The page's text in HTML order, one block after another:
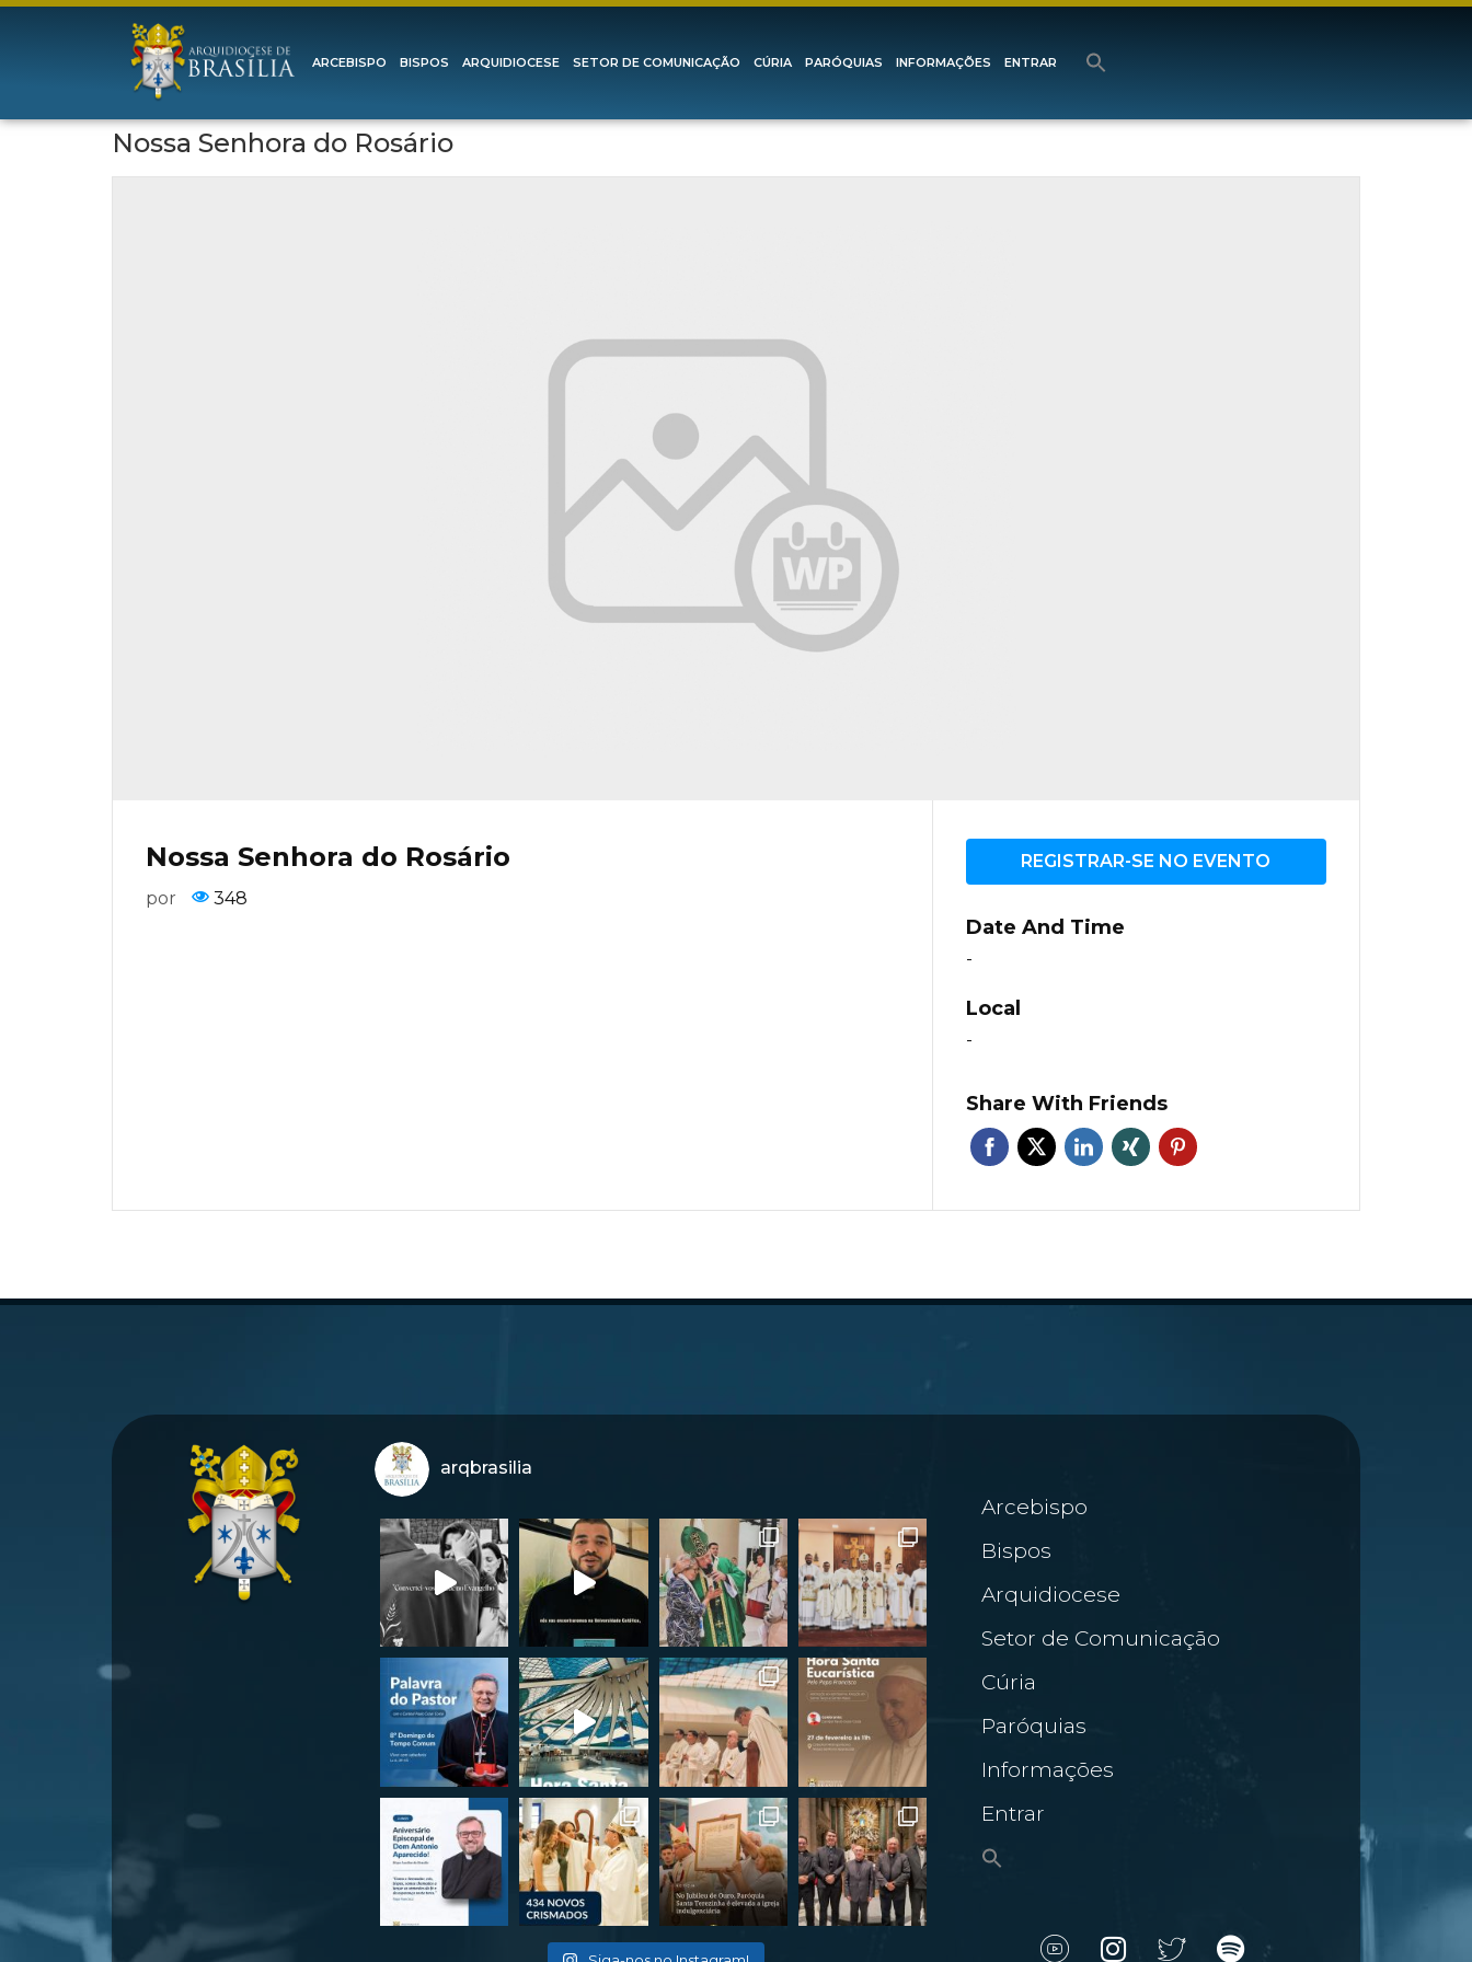
ARCEBISPO BISPOS ARQUIDIOCESE SETOR DE COMUNICAÇÃO CÚRIA PARÓQUIAS INFORMAÇÕES ENTRAR
Nossa Senhora do Rosário
Nossa Senhora do Rosário
por 348
REGISTRAR-SE NO EVENTO
Date And Time
-
Local
-
Share With Friends
arqbrasilia
Arcebispo
Bispos
Arquidiocese
Setor de Comunicação
Cúria
Paróquias
Informações
Entrar